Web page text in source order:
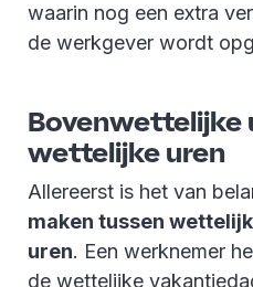
waarin nog een extra
de werkgever wordt
Bovenwettelijke
wettelijke uren
Allereerst is het van
maken tussen
uren. Een werknemer
de wettelijke